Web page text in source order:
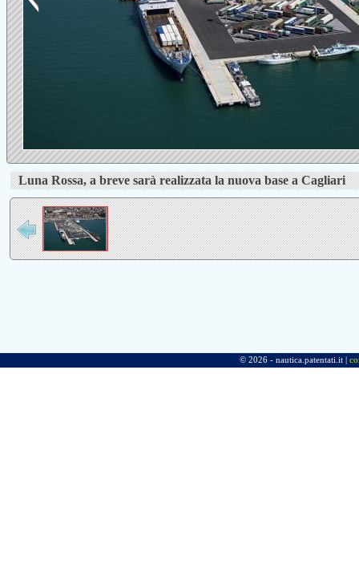
Luna Rossa, a breve sarà realizzata la nuova base a Cagliari
© 2026 - nautica.patentati.it |